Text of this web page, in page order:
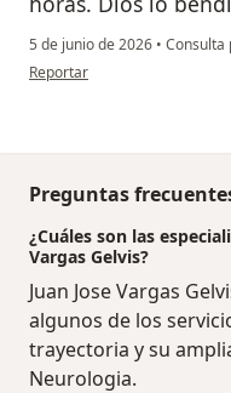
5 de junio de 2026 • Consulta
en opinión del usuario Y.R
Reportar
Preguntas
¿Cuáles son las
Vargas Gelvis?
Juan Jose Vargas
algunos de los
trayectoria y su
Neurologia.